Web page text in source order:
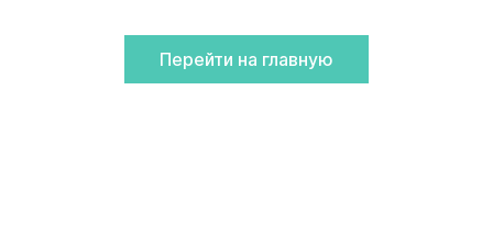
Перейти на главную